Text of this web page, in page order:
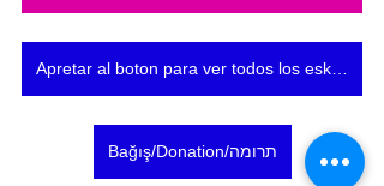
Bağış/Donation/תרומה